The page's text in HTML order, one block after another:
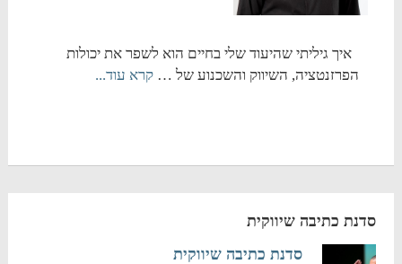
איך גיליתי שהיעוד שלי בחיים הוא לשפר את יכולות
הפרזנטציה, השיווק והשכנוע של … קרא עוד...
סדנת כתיבה שיווקית
סדנת כתיבה שיווקית